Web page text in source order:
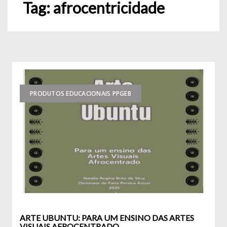
Tag:afrocentricidade
PRODUTOS EDUCACIONAIS PPGEB
ARTE UBUNTU: PARA UM ENSINO DAS ARTES